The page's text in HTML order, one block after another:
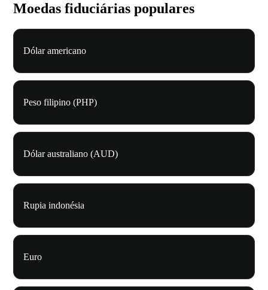
Moedas fiduciárias populares
Dólar americano
Peso filipino (PHP)
Dólar australiano (AUD)
Rupia indonésia
Euro